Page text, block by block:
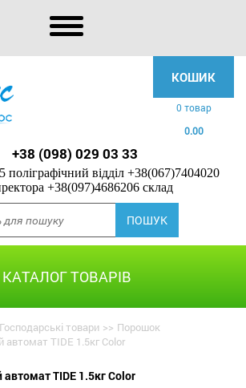
КОШИК
0 товар
0.00
+38 (098) 029 03 33
поліграфічний відділ +38(067)7404020
+38(097)4686206 склад
КАТАЛОГ ТОВАРІВ
Господарські товари >> Порошок
автомат TIDE 1.5кг Color
TIDE 1.5кг Color